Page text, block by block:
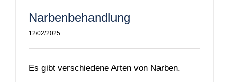
Aktuelles
Kontakt
Narbenbehandlung
12/02/2025
Es gibt verschiedene Arten von Narben.